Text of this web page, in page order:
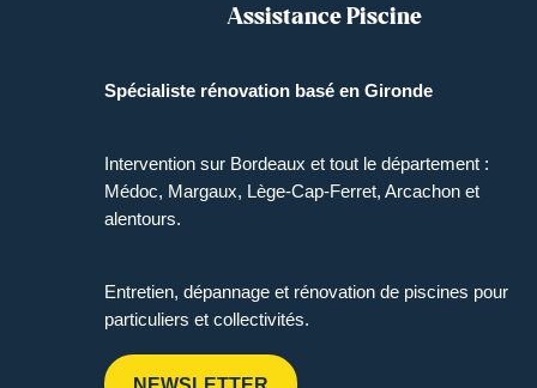
Assistance Piscine
Spécialiste rénovation basé en Gironde
Intervention sur Bordeaux et tout le département :
Médoc, Margaux, Lège-Cap-Ferret, Arcachon et
alentours.
Entretien, dépannage et rénovation de piscines pour
particuliers et collectivités.